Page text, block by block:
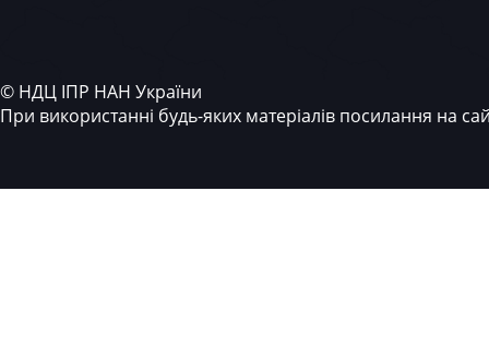
© НДЦ ІПР НАН України
При використанні будь-яких матеріалів посилання на